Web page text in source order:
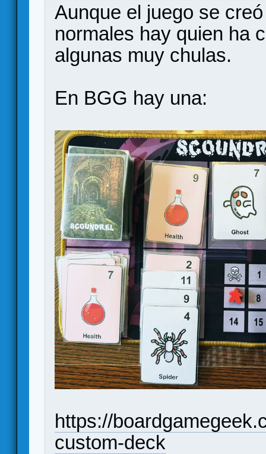
Aunque el juego se
normales hay quien ha
algunas muy chulas.
En BGG hay una:
https://
custom-deck